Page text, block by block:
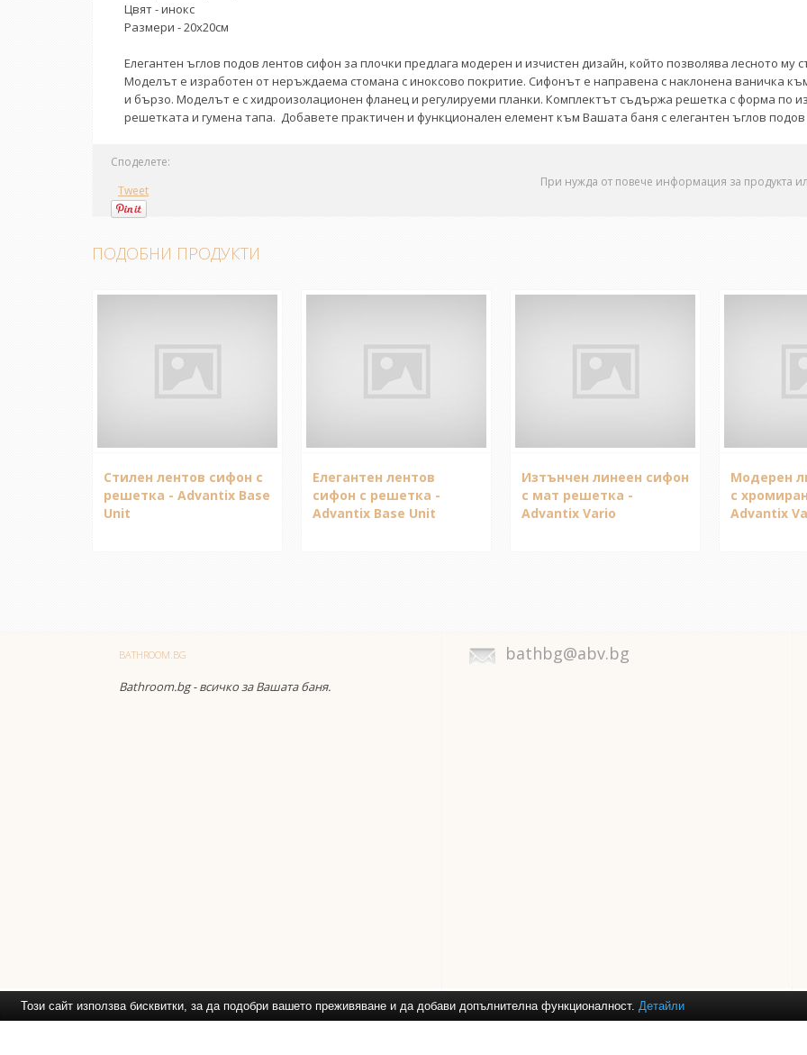
Цвят - инокс
Размери - 20х20см
Елегантен ъглов подов лентов сифон за плочки предлага модерен и изчистен дизайн, който позволява лесното му
Моделът е изработен от неръждаема стомана с иноксово покритие. Сифонът е направена с наклонена ваничка
и бързо. Моделът е с хидроизолационен фланец и регулируеми планки. Комплектът съдържа решетка с форма по
решетката и гумена тапа. Добавете практичен и функционален елемент към Вашата баня с елегантен ъглов подов
Споделете:
Tweet
При нужда от повече информация за продукта
ПОДОБНИ ПРОДУКТИ
Стилен лентов сифон с
решетка - Advantix Base
Unit
Елегантен лентов
сифон с решетка -
Advantix Base Unit
Изтънчен линеен сифон
с мат решетка -
Advantix Vario
Модерен
с
Advantix
BATHROOM.BG
Bathroom.bg - всичко за Вашата баня.
bathbg@abv.bg
Този сайт използва бисквитки, за да подобри вашето преживяване и да добави допълнителна функционалност. Детайли